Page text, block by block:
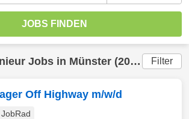
Jobs in Münster (20 km) gefunden Filter
Off Highway m/w/d
JobRad